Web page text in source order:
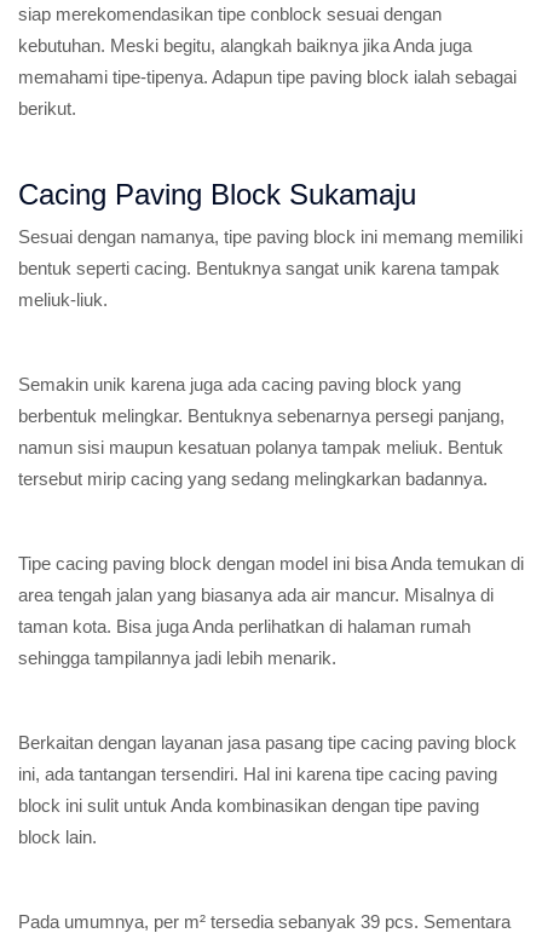
siap merekomendasikan tipe conblock sesuai dengan
kebutuhan. Meski begitu, alangkah baiknya jika Anda juga
memahami tipe-tipenya. Adapun tipe paving block ialah sebagai
berikut.
Cacing Paving Block Sukamaju
Sesuai dengan namanya, tipe paving block ini memang memiliki
bentuk seperti cacing. Bentuknya sangat unik karena tampak
meliuk-liuk.
Semakin unik karena juga ada cacing paving block yang
berbentuk melingkar. Bentuknya sebenarnya persegi panjang,
namun sisi maupun kesatuan polanya tampak meliuk. Bentuk
tersebut mirip cacing yang sedang melingkarkan badannya.
Tipe cacing paving block dengan model ini bisa Anda temukan di
area tengah jalan yang biasanya ada air mancur. Misalnya di
taman kota. Bisa juga Anda perlihatkan di halaman rumah
sehingga tampilannya jadi lebih menarik.
Berkaitan dengan layanan jasa pasang tipe cacing paving block
ini, ada tantangan tersendiri. Hal ini karena tipe cacing paving
block ini sulit untuk Anda kombinasikan dengan tipe paving
block lain.
Pada umumnya, per m² tersedia sebanyak 39 pcs. Sementara